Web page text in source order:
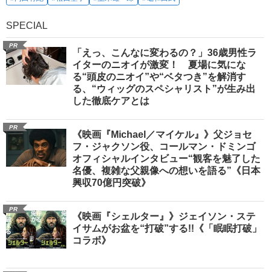
SPECIAL
PR
「えっ、こんなに変わるの？」36歳男性ラ
イターのニオイが激変！ 夏場に気にな
る“頭皮のニオイ”や“ベタつき”を解消す
る、“ウィッグのスペシャリスト”が生み出
した徹底ケアとは
PR
《映画『Michael／マイケル』》父ジョセ
フ・ジャクソン役、コールマン・ドミンゴ
オフィシャルインタビュー“観客を魅了した
名優、複雑な父親像への想いを語る”《日本
興収70億円突破》
PR
《映画『シェルター』》ジェイソン・ステ
イサムがお盆を“打破”する!!《「眠眠打破」
コラボ》